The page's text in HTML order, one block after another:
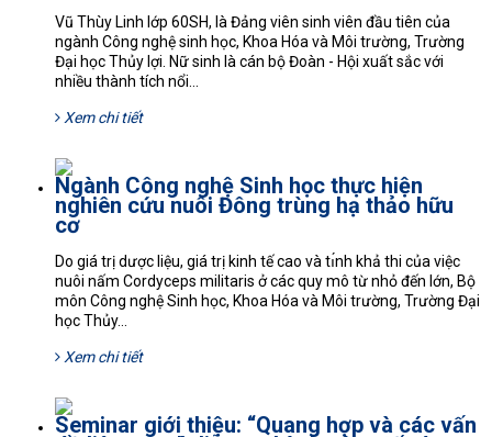
Vũ Thùy Linh lớp 60SH, là Đảng viên sinh viên đầu tiên của
ngành Công nghệ sinh học, Khoa Hóa và Môi trường, Trường
Đại học Thủy lợi. Nữ sinh là cán bộ Đoàn - Hội xuất sắc với
nhiều thành tích nổi...
Xem chi tiết
Ngành Công nghệ Sinh học thực hiện
nghiên cứu nuôi Đông trùng hạ thảo hữu
cơ
Do giá trị dược liệu, giá trị kinh tế cao và tı́nh khả thi của việc
nuôi nấm Cordyceps militaris ở các quy mô từ nhỏ đến lớn, Bộ
môn Công nghệ Sinh học, Khoa Hóa và Môi trường, Trường Đại
học Thủy...
Xem chi tiết
Seminar giới thiệu: “Quang hợp và các vấn